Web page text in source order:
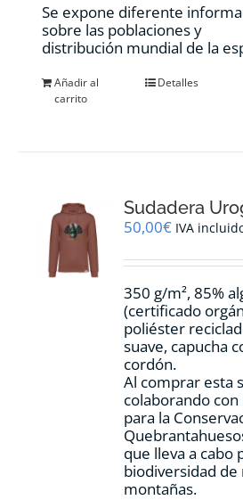
Se expone diferente
sobre las poblaciones y
distribución mundial de la
Añadir al
carrito
Detalles
Sudadera
50,00€ IVA
350 g/m², 85%
(certificado
poliéster
suave, capucha
cordón.
Al comprar esta
colaborando con
para la
que lleva a cabo
biodiversidad de
montañas.